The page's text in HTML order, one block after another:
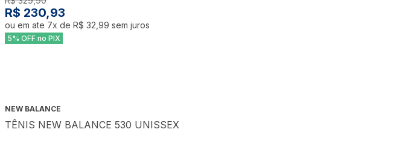
R$ 230,93
ou em ate 7x de R$ 32,99 sem juros
5% OFF no PIX
NEW BALANCE
TÊNIS NEW BALANCE 530 UNISSEX